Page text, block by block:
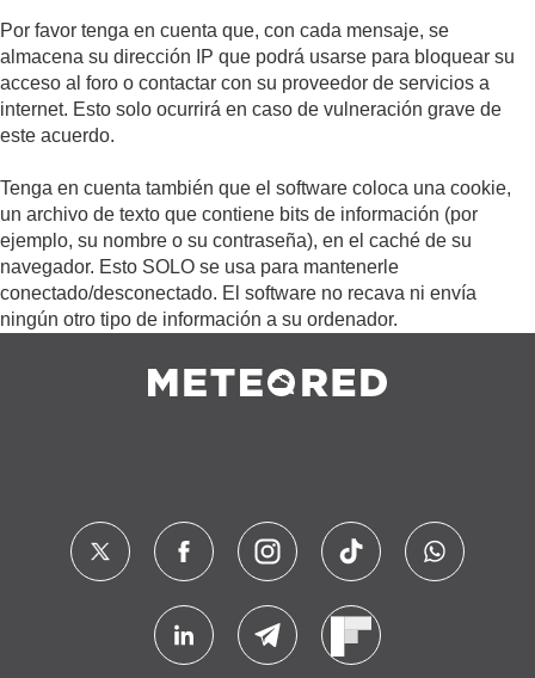
Por favor tenga en cuenta que, con cada mensaje, se
almacena su dirección IP que podrá usarse para bloquear su
acceso al foro o contactar con su proveedor de servicios a
internet. Esto solo ocurrirá en caso de vulneración grave de
este acuerdo.
Tenga en cuenta también que el software coloca una cookie,
un archivo de texto que contiene bits de información (por
ejemplo, su nombre o su contraseña), en el caché de su
navegador. Esto SOLO se usa para mantenerle
conectado/desconectado. El software no recava ni envía
ningún otro tipo de información a su ordenador.